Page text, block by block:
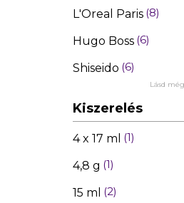
L'Oreal Paris 8
Hugo Boss 6
Shiseido 6
Lásd még
Kiszerelés
4 x 17 ml 1
4,8 g 1
15 ml 2